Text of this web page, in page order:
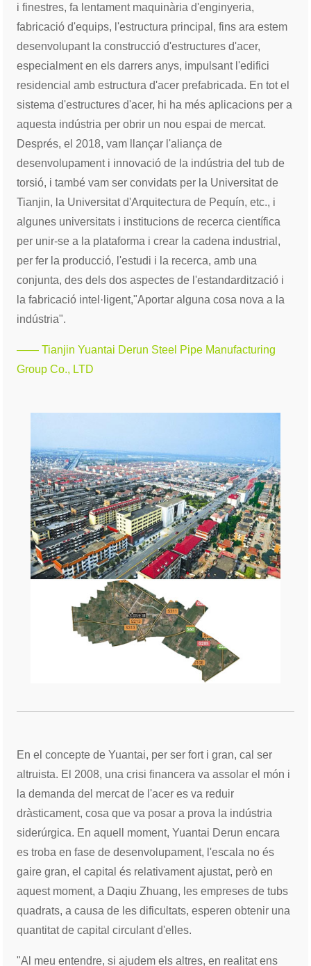
i finestres, fa lentament maquinària d'enginyeria,
fabricació d'equips, l'estructura principal, fins ara estem
desenvolupant la construcció d'estructures d'acer,
especialment en els darrers anys, impulsant l'edifici
residencial amb estructura d'acer prefabricada. En tot el
sistema d'estructures d'acer, hi ha més aplicacions per a
aquesta indústria per obrir un nou espai de mercat.
Després, el 2018, vam llançar l'aliança de
desenvolupament i innovació de la indústria del tub de
torsió, i també vam ser convidats per la Universitat de
Tianjin, la Universitat d'Arquitectura de Pequín, etc., i
algunes universitats i institucions de recerca científica
per unir-se a la plataforma i crear la cadena industrial,
per fer la producció, l'estudi i la recerca, amb una
conjunta, des dels dos aspectes de l'estandardització i
la fabricació intel·ligent,"Aportar alguna cosa nova a la
indústria".
—— Tianjin Yuantai Derun Steel Pipe Manufacturing
Group Co., LTD
En el concepte de Yuantai, per ser fort i gran, cal ser
altruista. El 2008, una crisi financera va assolar el món i
la demanda del mercat de l'acer es va reduir
dràsticament, cosa que va posar a prova la indústria
siderúrgica. En aquell moment, Yuantai Derun encara
es troba en fase de desenvolupament, l'escala no és
gaire gran, el capital és relativament ajustat, però en
aquest moment, a Daqiu Zhuang, les empreses de tubs
quadrats, a causa de les dificultats, esperen obtenir una
quantitat de capital circulant d'elles.
"Al meu entendre, si ajudem els altres, en realitat ens